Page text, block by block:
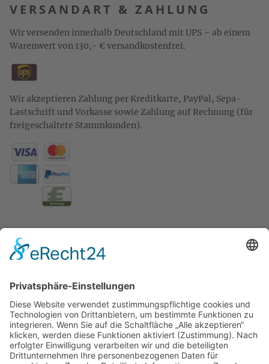
VERSANDART & ZAHLUNG
Wir versenden innerhalb Deutschland mit UPS – ab einem
Warenwert von 130,- € versandkostenfrei.
Wir akzeptieren Zahlung per Kreditkarte, PayPal, Sepa-
Lastschrift und Vorkasse sowie Zahlung auf Rechnung (für
freigeschaltete Stammkunden).
KONTAKT
Spezialitäten aus Österreich
Daimlerstr. 21
50859 Köln
Telefon: 02234 802701
Fax: 02234 986145
Abholung und Verkauf